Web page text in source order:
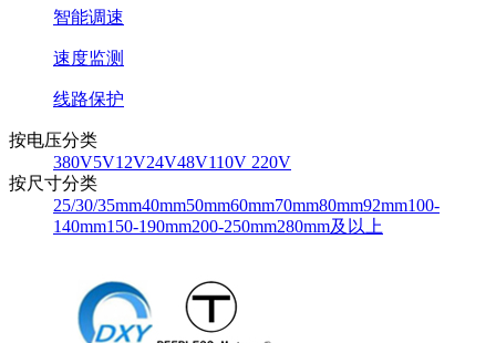
智能调速
速度监测
线路保护
按电压分类
380V5V12V24V48V110V 220V
按尺寸分类
25/30/35mm40mm50mm60mm70mm80mm92mm100-
140mm150-190mm200-250mm280mm及以上